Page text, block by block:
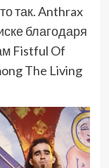
так. Anthrax
благодаря
Fistful Of
The Living